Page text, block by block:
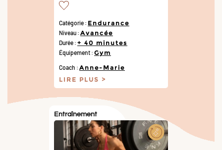
Catégorie : Endurance
Niveau : Avancée
Durée : + 40 minutes
Équipement : Gym
Coach : Anne-Marie
LIRE PLUS
Entraînement